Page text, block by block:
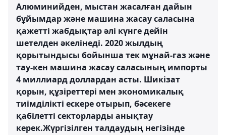
Алюминийден, мыстан жасалған дайын
бұйымдар және машина жасау саласына
қажетті жабдықтар әлі күнге дейін
шетелден әкелінеді. 2020 жылдың
қорытындысы бойынша тек мұнай-газ және
тау-кен машина жасау саласының импорты
4 миллиард доллардан асты. Шикізат
қорын, құзіреттері мен экономикалық
тиімділікті ескере отырып, бәсекеге
қабілетті секторларды анықтау
керек.Жүргізілген талдаудың негізінде